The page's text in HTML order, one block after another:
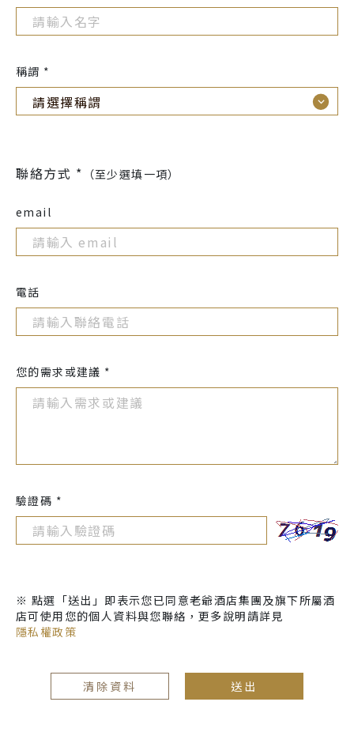
稱謂 *
聯絡方式 * （至少選填一項）
email
電話
您的需求或建議 *
驗證碼 *
※ 點選「送出」即表示您已同意老爺酒店集團及旗下所屬酒
店可使用您的個人資料與您聯絡，更多說明請詳見
隱私權政策
清除資料 送出